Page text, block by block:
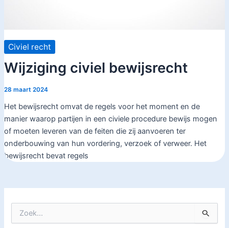
o
Civiel recht
Wijziging civiel bewijsrecht
28 maart 2024
Het bewijsrecht omvat de regels voor het moment en de
manier waarop partijen in een civiele procedure bewijs mogen
of moeten leveren van de feiten die zij aanvoeren ter
onderbouwing van hun vordering, verzoek of verweer. Het
bewijsrecht bevat regels